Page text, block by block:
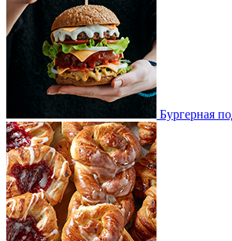
Бургерная